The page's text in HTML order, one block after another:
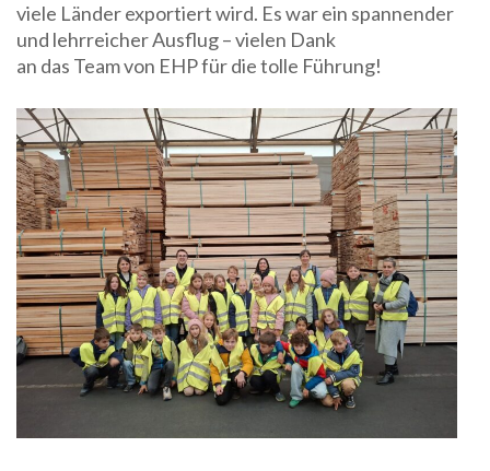
viele Länder exportiert wird. Es war ein spannender
und lehrreicher Ausflug – vielen Dank
an das Team von EHP für die tolle Führung!